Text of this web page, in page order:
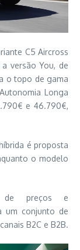
C5 Aircross
versão You, de
o topo de gama
Longa
e 46.790€,
é proposta
o modelo
de preços e
um conjunto de
B2C e B2B.